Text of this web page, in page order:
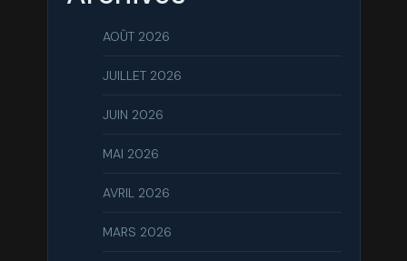
AOÛT 2026
JUILLET 2026
JUIN 2026
MAI 2026
AVRIL 2026
MARS 2026